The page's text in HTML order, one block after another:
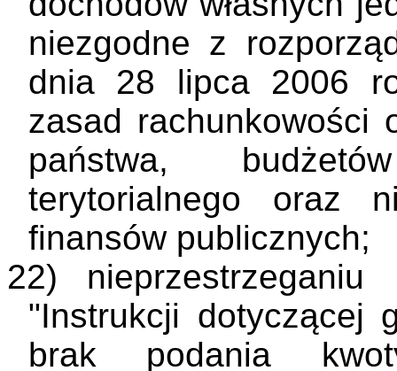
niezgodne z
dnia 28 lipca 2006
zasad rachunkowości
państwa,
terytorialnego oraz
finansów publicznych;
22)
"Instrukcji dotyczącej
brak podania